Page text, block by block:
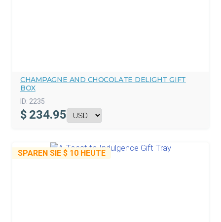
CHAMPAGNE AND CHOCOLATE DELIGHT GIFT
BOX
ID: 2235
$ 234.95
SPAREN SIE $ 10 HEUTE